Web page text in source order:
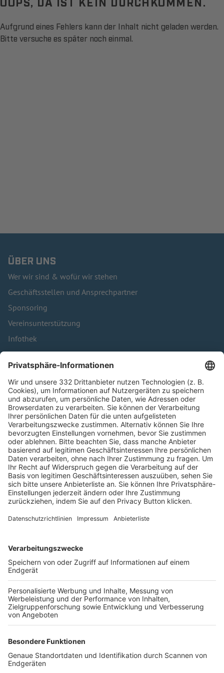
Aufgrund eines Fehlers kann der Inhalt nicht geladen werden.
Bitte versuche es später noch einmal.
ÜBER UNS
Wer wir sind & wofür wir stehen
Geschäftsstellen und Ansprechpartner
Sponsoring
Vereinsunterstützung
Infothek
Kontakt
HÄUFIG BESUCHTE SEITEN
Pässe und Vereinswechsel
Trainerausbildung
Schulungsangebot Vereinsmitarbeiter
BFV-Geschäftsstellen
Trainerbörse
Login SpielPlus
FOLGE DEM BFV
TOP-VEREINE
TOP-PARTNER